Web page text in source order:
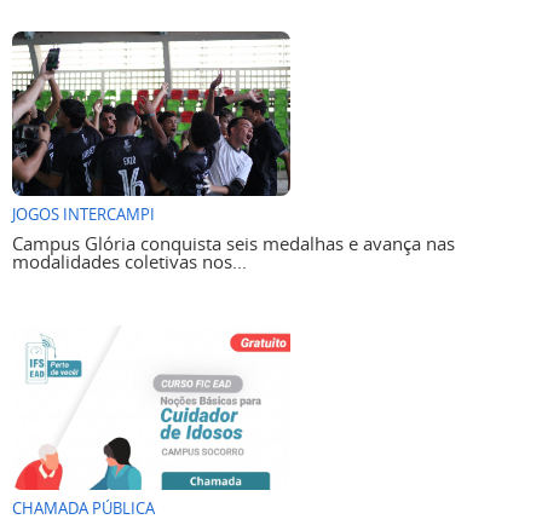
JOGOS INTERCAMPI
Campus Glória conquista seis medalhas e avança nas
modalidades coletivas nos...
CHAMADA PÚBLICA